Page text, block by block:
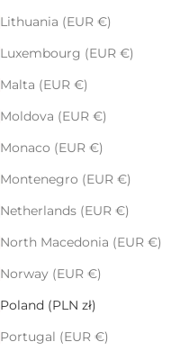
Lithuania (EUR €)
Luxembourg (EUR €)
Malta (EUR €)
Moldova (EUR €)
Monaco (EUR €)
Montenegro (EUR €)
Netherlands (EUR €)
North Macedonia (EUR €)
Norway (EUR €)
Poland (PLN zł)
Portugal (EUR €)